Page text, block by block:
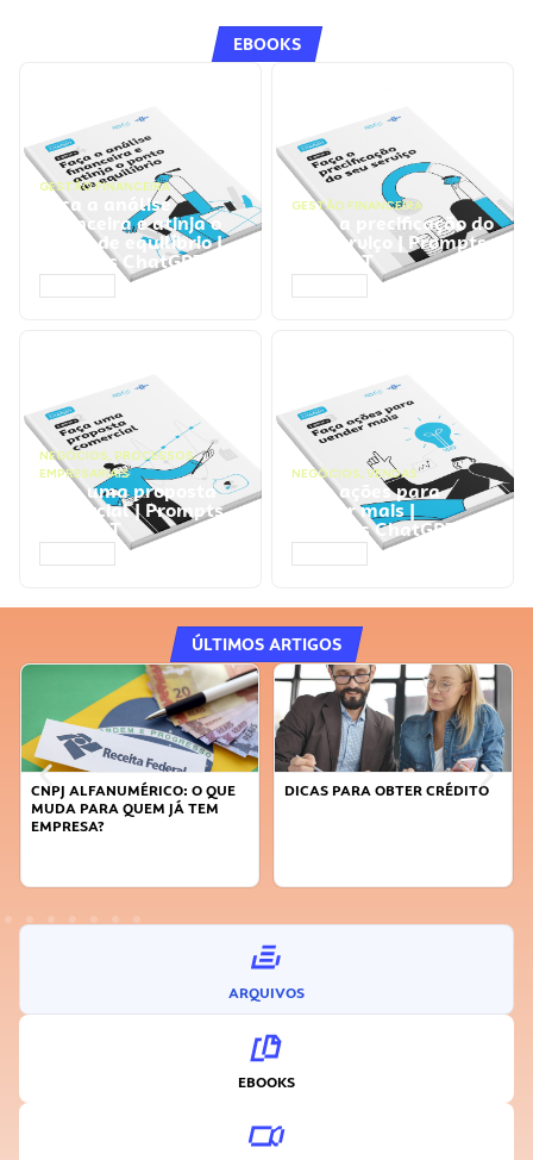
EBOOKS
GESTÃO FINANCEIRA
Faça a análise
financeira e atinja o
ponto de equilíbrio |
Prompts ChatGPT
GESTÃO FINANCEIRA
Faça a precificação do
seu serviço | Prompts
ChatGPT
NEGÓCIOS, PROCESSOS
EMPRESARIAIS
Faça uma proposta
comercial | Prompts
ChatGPT
NEGÓCIOS, VENDAS
Faça ações para
vender mais |
Prompts ChatGPT
ÚLTIMOS ARTIGOS
DICAS PARA OBTER CRÉDITO
FAÇA A DIFERENÇA: SEJA
ARQUIVOS
EBOOKS